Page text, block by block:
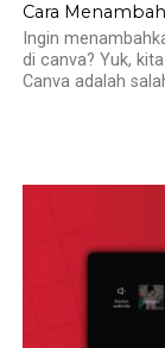
Cara
Ingin
di canva? Yuk,
Canva adalah